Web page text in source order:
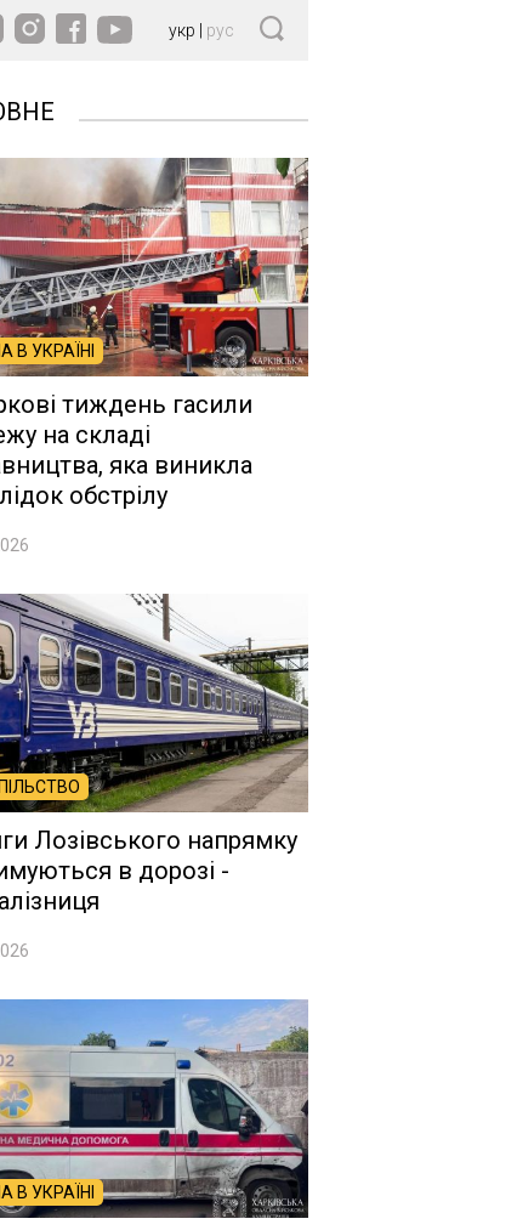
укр рус
В УКРАЇНІ
тиждень гасили
на складі
яка виникла
обстрілу
Лозівського напрямку
в дорозі -
В УКРАЇНІ